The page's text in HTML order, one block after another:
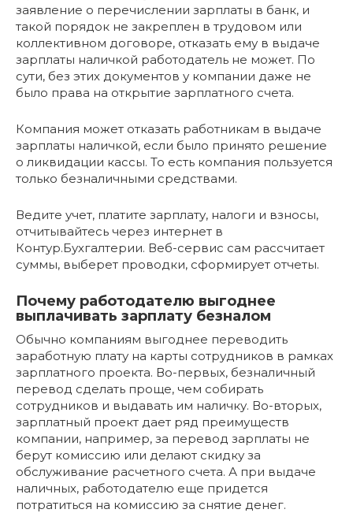
заявление о перечислении зарплаты в банк, и
такой порядок не закреплен в трудовом или
коллективном договоре, отказать ему в выдаче
зарплаты наличкой работодатель не может. По
сути, без этих документов у компании даже не
было права на открытие зарплатного счета.
Компания может отказать работникам в выдаче
зарплаты наличкой, если было принято решение
о ликвидации кассы. То есть компания пользуется
только безналичными средствами.
Ведите учет, платите зарплату, налоги и взносы,
отчитывайтесь через интернет в
Контур.Бухгалтерии. Веб-сервис сам рассчитает
суммы, выберет проводки, сформирует отчеты.
Почему работодателю выгоднее
выплачивать зарплату безналом
Обычно компаниям выгоднее переводить
заработную плату на карты сотрудников в рамках
зарплатного проекта. Во-первых, безналичный
перевод сделать проще, чем собирать
сотрудников и выдавать им наличку. Во-вторых,
зарплатный проект дает ряд преимуществ
компании, например, за перевод зарплаты не
берут комиссию или делают скидку за
обслуживание расчетного счета. А при выдаче
наличных, работодателю еще придется
потратиться на комиссию за снятие денег.